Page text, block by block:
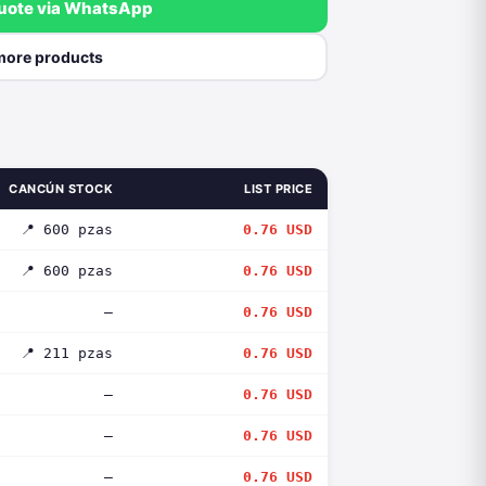
via WhatsApp
products
CANCÚN STOCK LIST PRICE
📍 600 pzas 0.76 USD
📍 600 pzas 0.76 USD
— 0.76 USD
📍 211 pzas 0.76 USD
— 0.76 USD
— 0.76 USD
— 0.76 USD